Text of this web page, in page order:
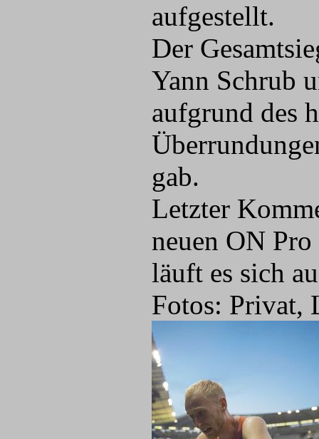
aufgestellt.
Der
Yann Schrub
aufgrund des
gab.
Letzter
neuen ON
läuft es sich
Fotos: Privat,